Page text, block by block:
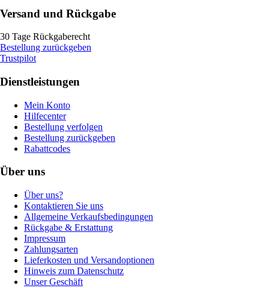
Versand und Rückgabe
30 Tage Rückgaberecht
Bestellung zurückgeben
Trustpilot
Dienstleistungen
Mein Konto
Hilfecenter
Bestellung verfolgen
Bestellung zurückgeben
Rabattcodes
Über uns
Über uns?
Kontaktieren Sie uns
Allgemeine Verkaufsbedingungen
Rückgabe & Erstattung
Impressum
Zahlungsarten
Lieferkosten und Versandoptionen
Hinweis zum Datenschutz
Unser Geschäft